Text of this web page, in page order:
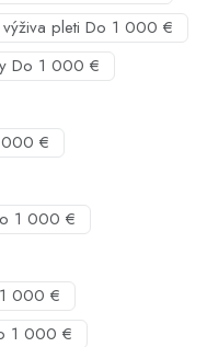
pleti Do 1 000 €
Do 1 000 €
000 €
1 000 €
1 000 €
1 000 €